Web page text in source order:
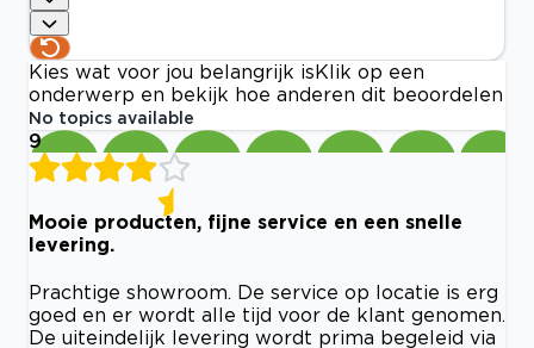
Kies wat voor jou belangrijk is Klik op een
onderwerp en bekijk hoe anderen dit beoordelen
No topics available
9
Mooie producten, fijne service en een snelle
levering.
Prachtige showroom. De service op locatie is erg
goed en er wordt alle tijd voor de klant genomen.
De uiteindelijk levering wordt prima begeleid via